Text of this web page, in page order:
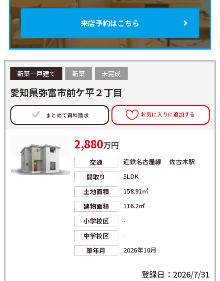
来店予約はこちら
新築一戸建て 新築 未完成
愛知県弥富市前ケ平２丁目
まとめて資料請求 お気に入りに追加する
2,880万円
交通
近鉄名古屋線 佐古木駅
間取り
5LDK
土地面積
158.91㎡
建物面積
116.2㎡
小学校区
-
中学校区
-
築年月
2026年10月
登録日：2026/7/31